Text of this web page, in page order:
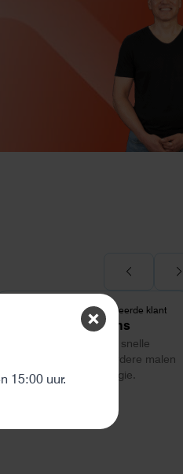
Geverifieerde klant
5,0 van 5 sterren
Patrick Timmermans
Zeer tevreden over de snelle
service. ik heb al meerdere malen
besteld bij Helion energie.
15:00 uur.